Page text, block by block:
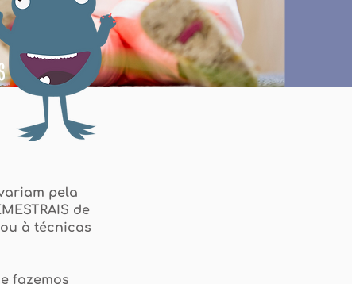
pela
de
à técnicas
fazemos